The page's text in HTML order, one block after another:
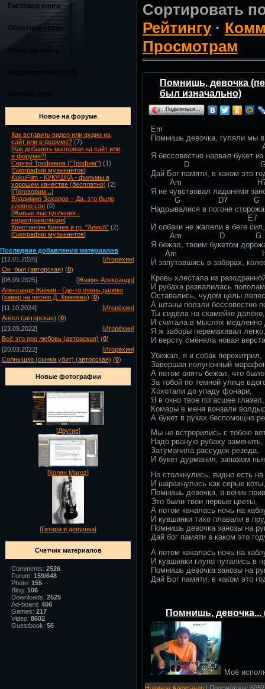
Гостевая книга
Обратная связь
Новости сайта
Новое на форуме
Как вставить видео или аудио на
сайт или в форуме? (7)
[Как добавить материал на сайт или
в форуме?]
Сергей Трофимов ("Трофим") (1)
[Биографии музыкантов]
KukuFilm - КУКУШКА - фильмы в
хорошем качестве (бесплатно) (2)
[Поговорим... ]
Владимир Захаров – Да, это было
словно сон (0)
[Живые выступления -
видеотрансляции]
Константин Кинчев и гр. "АлисА" (2)
[Биографии музыкантов]
Последние добавления материалов
[12.01.2026]
[Игорёхин]
Он_был (авторская) (0)
[06.09.2025]
[Жижин Александр]
Александр Жижин - Где-то очень далеко
(кавер на песню Д. Хмелёва) (0)
[11.10.2024]
[Игорёхин]
Ангел (авторская) (0)
[23.09.2022]
[Игорёхин]
Всё это про любовь (авторская) (0)
[20.03.2022]
[Игорёхин]
Солнышко (сынка убит) (авторская) (0)
Новые фотографии
[Другие]
[Колян Maroz]
[Гитара и девушка]
Счетчик материалов
Comments: 2526
Forum: 159/648
Photo: 155
Blog: 106
Downloads: 2525
Ad-board: 466
Games: 217
Video: 8602
Guestbook: 56
Сортировать
Рейтингу·
Просмотрам
Помнишь, девочка
был изначально)
Поделиться…
Em
Помнишь девочка, гуляли мы
Я бессовестно нарвал букет из
D
Дай Бог памяти, в каком это
Am
Я не чувствовал ладонями
G D7 G
Надрывалися в погоне
E7
И собаки не жалели в беге сил,
Am D G
Я бежал, твоим букетом
Am
И запутавшись в заборах,
Кровь хлестала из
И рубаха развалилась
Оставались, чудом целы
А штаны ползли бессовестно
Ты сидела на скамейке далеко,
И считала в мыслях медленно
Я ж заборы перемахивал легко,
И версту сменяла новая
Убежал, я и собак перехитрил,
Завершая полуночный
А потом опять бежал, что
За тобой по темной улице
Хохотали до упаду фонари,
Я в окно твое погасшее глазел,
Комары в меня вонзали
А букет в руках беспомощно
Мы не встрерились с тобою
Надо рваную рубаху заменить,
Затуманила рассудок резеда,
И букет дурманил, запахом
Но столкнулись, видно есть на
И шарахнулись как серые коты,
Помнишь девочка, я веник
Это были твои первые цветы,
А потом качалась ночь на
И кувшинки тихо плавали в
Помнишь девочка занозы на
Дай бог памяти в каком это
А потом качалась ночь на
И кувшинки глупо путались в
Помнишь девочка занозы на
Дай Бог памяти, в каком это
Помнишь,
Моё